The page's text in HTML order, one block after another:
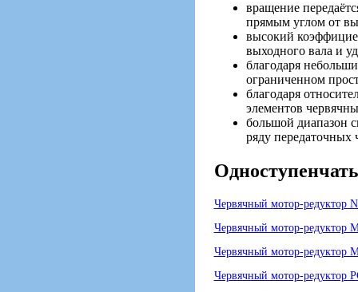
вращение
прямым углом от
высокий
выходного вала и
благодаря
ограниченном
благодаря
элементов
большой диапазон
ряду передаточных
Червячный мотор-редуктор
Червячный мотор-редуктор
Червячный мотор-редуктор
Червячный мотор-редуктор